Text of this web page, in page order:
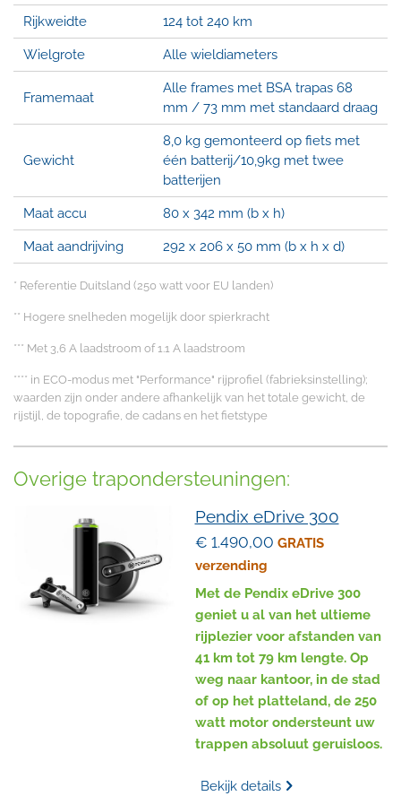
Rijkweidte 124 tot 240 km
Wielgrote Alle wieldiameters
Framemaat
Alle frames met BSA trapas 68
mm / 73 mm met standaard draag
Gewicht
8,0 kg gemonteerd op fiets met
één batterij/10,9kg met twee
batterijen
Maat accu 80 x 342 mm (b x h)
Maat aandrijving 292 x 206 x 50 mm (b x h x d)
* Referentie Duitsland (250 watt voor EU landen)
** Hogere snelheden mogelijk door spierkracht
*** Met 3,6 A laadstroom of 1.1 A laadstroom
**** in ECO-modus met "Performance" rijprofiel (fabrieksinstelling);
waarden zijn onder andere afhankelijk van het totale gewicht, de
rijstijl, de topografie, de cadans en het fietstype
Overige trapondersteuningen:
Pendix eDrive 300
€ 1.490,00 GRATIS
verzending
Met de Pendix eDrive 300
geniet u al van het ultieme
rijplezier voor afstanden van
41 km tot 79 km lengte. Op
weg naar kantoor, in de stad
of op het platteland, de 250
watt motor ondersteunt uw
trappen absoluut geruisloos.
Bekijk details